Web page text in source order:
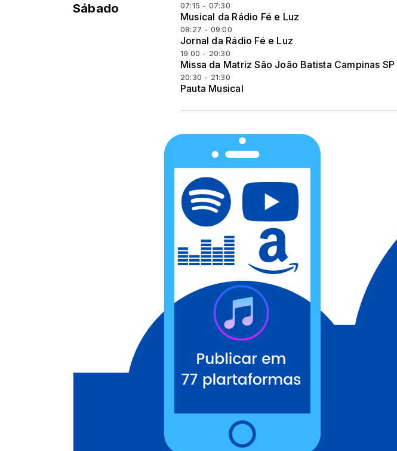
Sábado 07:15 - 07:30
Musical da Rádio Fé e Luz
08:27 - 09:00
Jornal da Rádio Fé e Luz
19:00 - 20:30
Missa da Matriz São João Batista Campinas SP
20:30 - 21:30
Pauta Musical